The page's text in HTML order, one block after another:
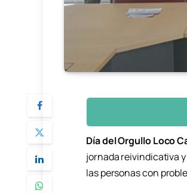
Día del Orgullo Loco
jornada reivindicativa
las personas con